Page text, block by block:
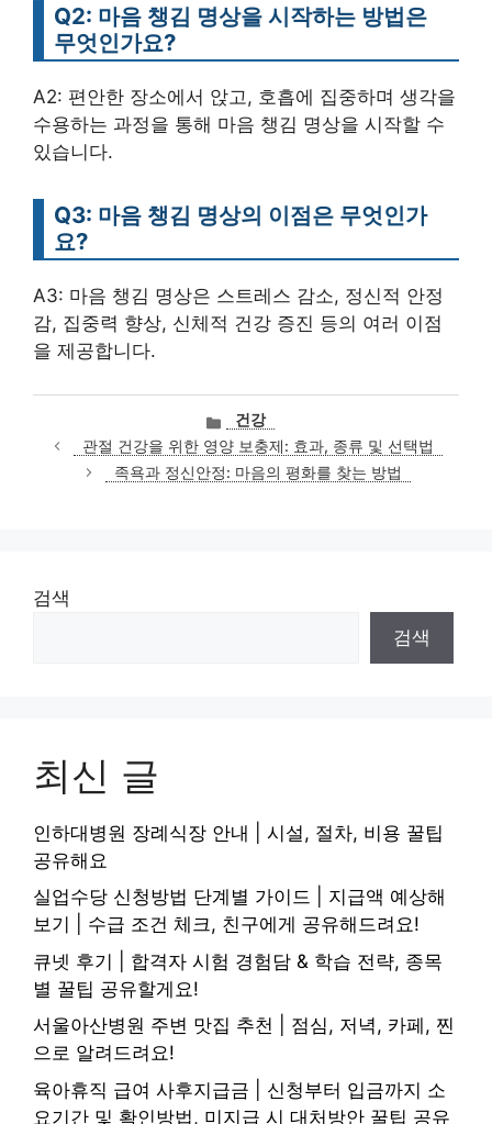
Q2: 마음 챙김 명상을 시작하는 방법은
무엇인가요?
A2: 편안한 장소에서 앉고, 호흡에 집중하며 생각을
수용하는 과정을 통해 마음 챙김 명상을 시작할 수
있습니다.
Q3: 마음 챙김 명상의 이점은 무엇인가
요?
A3: 마음 챙김 명상은 스트레스 감소, 정신적 안정
감, 집중력 향상, 신체적 건강 증진 등의 여러 이점
을 제공합니다.
카
테
고
리
건강
관절 건강을 위한 영양 보충제: 효과, 종류 및 선택법
족욕과 정신안정: 마음의 평화를 찾는 방법
검색
검색
최신 글
인하대병원 장례식장 안내 | 시설, 절차, 비용 꿀팁
공유해요
실업수당 신청방법 단계별 가이드 | 지급액 예상해
보기 | 수급 조건 체크, 친구에게 공유해드려요!
큐넷 후기 | 합격자 시험 경험담 & 학습 전략, 종목
별 꿀팁 공유할게요!
서울아산병원 주변 맛집 추천 | 점심, 저녁, 카페, 찐
으로 알려드려요!
육아휴직 급여 사후지급금 | 신청부터 입금까지 소
요기간 및 확인방법, 미지급 시 대처방안 꿀팁 공유